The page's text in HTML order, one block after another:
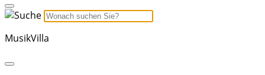
MusikVilla